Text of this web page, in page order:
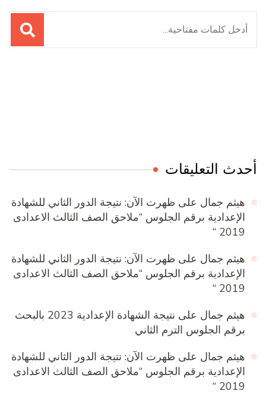
البحث
عن:
أحدث التعليقات
هيثم جمال على ظهرت الآن: نتيجة الدور الثاني للشهادة
الإعدادية برقم الجلوس “ملاحق الصف الثالث الاعدادى
2019 “
هيثم جمال على ظهرت الآن: نتيجة الدور الثاني للشهادة
الإعدادية برقم الجلوس “ملاحق الصف الثالث الاعدادى
2019 “
هيثم جمال على
نتيجة الشهادة الإعدادية 2023 بالبحث
برقم الجلوس الترم الثاني
هيثم جمال على ظهرت الآن: نتيجة الدور الثاني للشهادة
الإعدادية برقم الجلوس “ملاحق الصف الثالث الاعدادى
2019 “